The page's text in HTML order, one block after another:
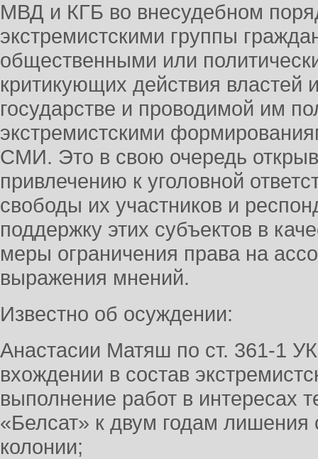
МВД и КГБ во внесудебном
экстремистскими группы
общественными или
критикующих действия
государстве и проводимой им
экстремистскими
СМИ. Это в свою очередь
привлечению к уголовной
свободы их участников и
поддержку этих субъектов в
меры ограничения права на
выражения мнений.
Известно об осуждении:
Анастасии Матяш по ст. 361-1
вхождении в состав
выполнение работ в интересах
«Белсат» к двум годам лишения
колонии;